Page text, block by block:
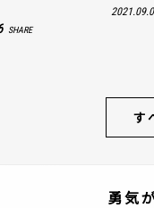
SHARE
す
勇気